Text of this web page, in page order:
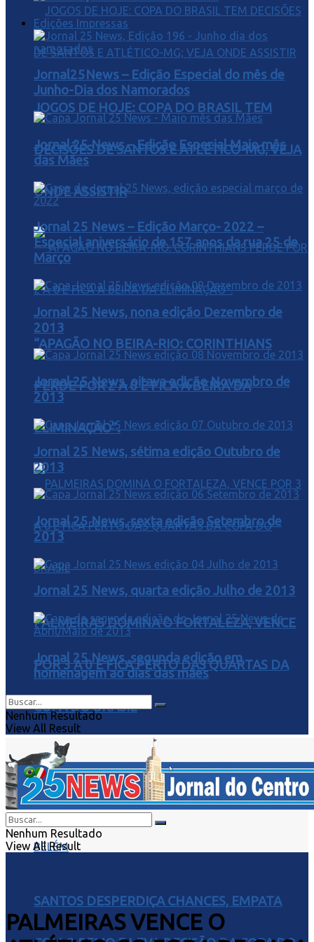
JOGOS DE HOJE: COPA DO BRASIL TEM
DECISÕES DE SANTOS E ATLÉTICO-MG; VEJA
ONDE ASSISTIR
“APAGÃO NO BEIRA-RIO: CORINTHIANS
PERDE POR 2 A 0 E FICA À BEIRA DA
ELIMINAÇÃO”.
PALMEIRAS DOMINA O FORTALEZA, VENCE
POR 3 A 0 E FICA PERTO DAS QUARTAS DA
COPA DO BRASIL
SANTOS DESPERDIÇA CHANCES, EMPATA
Edições Impressas
Jornal25News – Edição Especial do mês de
Junho-Dia dos Namorados
Jornal 25 News – Edição Especial Maio mês
das Mães
Jornal 25 News – Edição Março- 2022 –
Especial aniversário de 157 anos da rua 25 de
Março
Jornal 25 News, nona edição Dezembro de
2013
Jornal 25 News, oitava edição Novembro de
2013
Jornal 25 News, sétima edição Outubro de
2013
Jornal 25 News, sexta edição Setembro de
2013
Jornal 25 News, quarta edição Julho de 2013
Jornal 25 News, segunda edição em
homenagem ao dias das mães
Nenhum Resultado
View All Result
Nenhum Resultado
View All Result
PALMEIRAS VENCE O